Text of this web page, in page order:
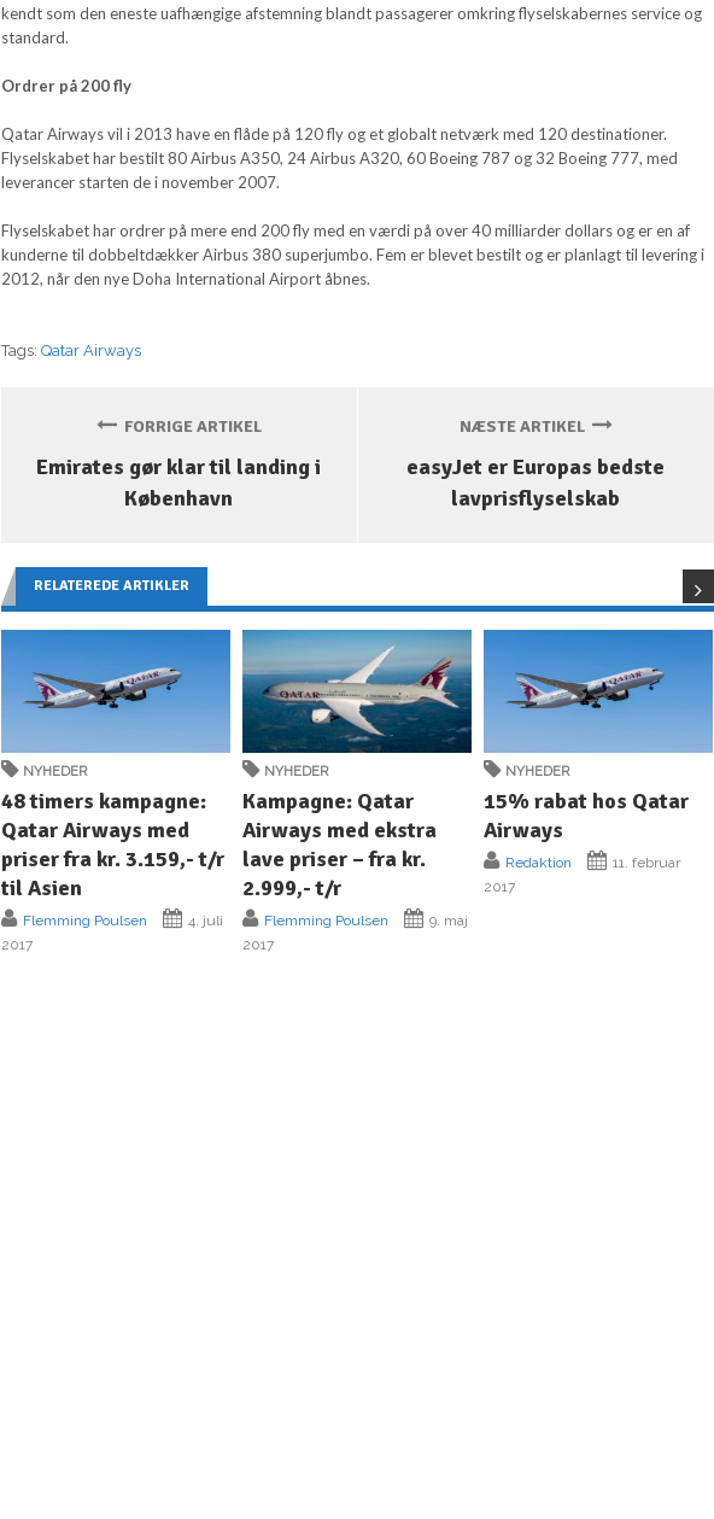
kendt som den eneste uafhængige afstemning blandt passagerer omkring flyselskabernes service og
standard.
Ordrer på 200 fly
Qatar Airways vil i 2013 have en flåde på 120 fly og et globalt netværk med 120 destinationer.
Flyselskabet har bestilt 80 Airbus A350, 24 Airbus A320, 60 Boeing 787 og 32 Boeing 777, med
leverancer starten de i november 2007.
Flyselskabet har ordrer på mere end 200 fly med en værdi på over 40 milliarder dollars og er en af
kunderne til dobbeltdækker Airbus 380 superjumbo. Fem er blevet bestilt og er planlagt til levering i
2012, når den nye Doha International Airport åbnes.
Tags:Qatar Airways
FORRIGE ARTIKEL
Emirates gør klar til landing i
København
NÆSTE ARTIKEL
easyJet er Europas bedste
lavprisflyselskab
RELATEREDE ARTIKLER
NYHEDER
48 timers kampagne:
Qatar Airways med
priser fra kr. 3.159,- t/r
til Asien
Flemming Poulsen
4. juli
2017
NYHEDER
Kampagne: Qatar
Airways med ekstra
lave priser – fra kr.
2.999,- t/r
Flemming Poulsen
9. maj
2017
NYHEDER
15% rabat hos Qatar
Airways
Redaktion
11. februar
2017